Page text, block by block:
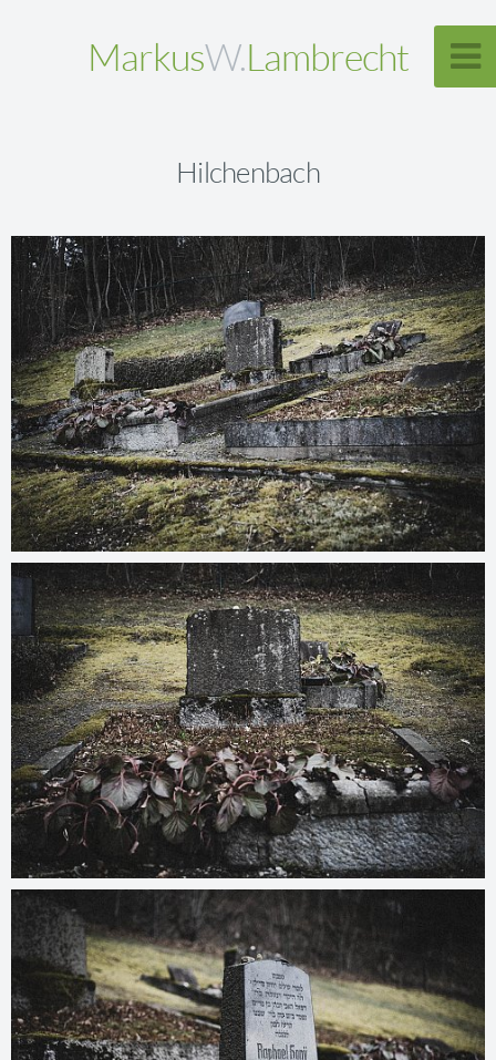
MarkusW.Lambrecht
Hilchenbach